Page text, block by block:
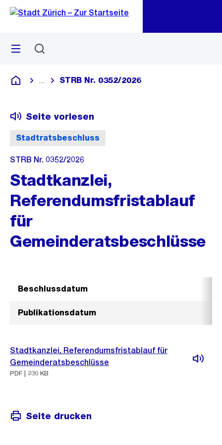
Navigation
Sprunglink
Menü
Deutsch
Blende alle Breadcrumbs ein
STRB Nr. 0352/2026
Stadtratsbeschluss
Seite vorlesen
STRB Nr. 0352/2026
Stadtkanzlei,
Referendumsfristablauf
für
Gemeinderatsbeschlüsse
Beschlussdatum
Publikationsdatum
Stadtkanzlei, Referendumsfristablauf für
Gemeinderatsbeschlüsse
PDF | 230 KB
Seite drucken